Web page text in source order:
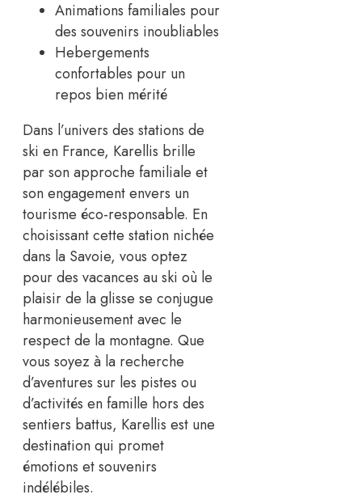
Animations familiales pour
des souvenirs inoubliables
Hebergements
confortables pour un
repos bien mérité
Dans l’univers des stations de
ski en France, Karellis brille
par son approche familiale et
son engagement envers un
tourisme éco-responsable. En
choisissant cette station nichée
dans la Savoie, vous optez
pour des vacances au ski où le
plaisir de la glisse se conjugue
harmonieusement avec le
respect de la montagne. Que
vous soyez à la recherche
d’aventures sur les pistes ou
d’activités en famille hors des
sentiers battus, Karellis est une
destination qui promet
émotions et souvenirs
indélébiles.